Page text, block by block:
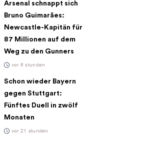
Arsenal schnappt sich
Bruno Guimarães:
Newcastle-Kapitän für
87 Millionen auf dem
Weg zu den Gunners
vor 6 stunden
Schon wieder Bayern
gegen Stuttgart:
Fünftes Duell in zwölf
Monaten
vor 21 stunden